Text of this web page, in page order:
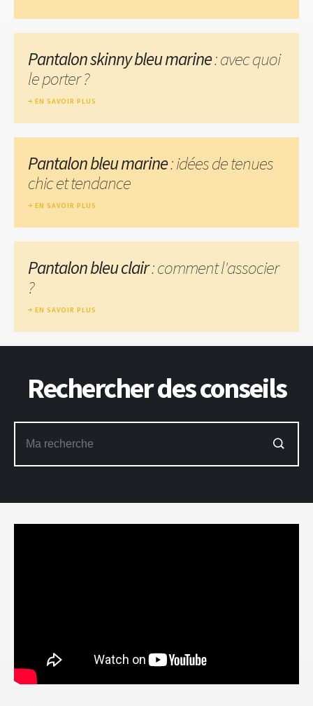
Pantalon skinny bleu marine: avec quoi
le porter ?
EN SAVOIR PLUS
Pantalon bleu marine: idées de tenues
chic et tendance
EN SAVOIR PLUS
Pantalon bleu clair: comment l'associer
?
EN SAVOIR PLUS
Rechercher des conseils